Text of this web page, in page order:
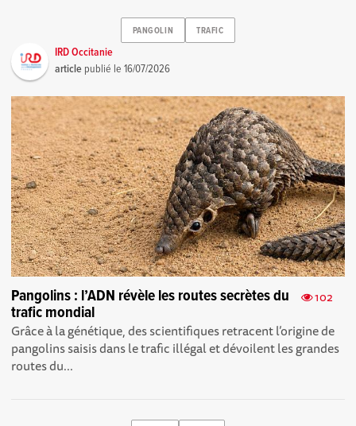
PANGOLIN TRAFIC
IRD Occitanie
article publié le16/07/2026
102
Pangolins : l’ADN révèle les routes secrètes du
trafic mondial
Grâce à la génétique, des scientifiques retracent l’origine de
pangolins saisis dans le trafic illégal et dévoilent les grandes
routes du...